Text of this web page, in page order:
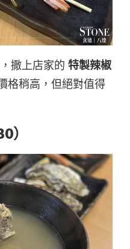
撒上店家的 特製辣椒
格稍高，但絕對值得
）